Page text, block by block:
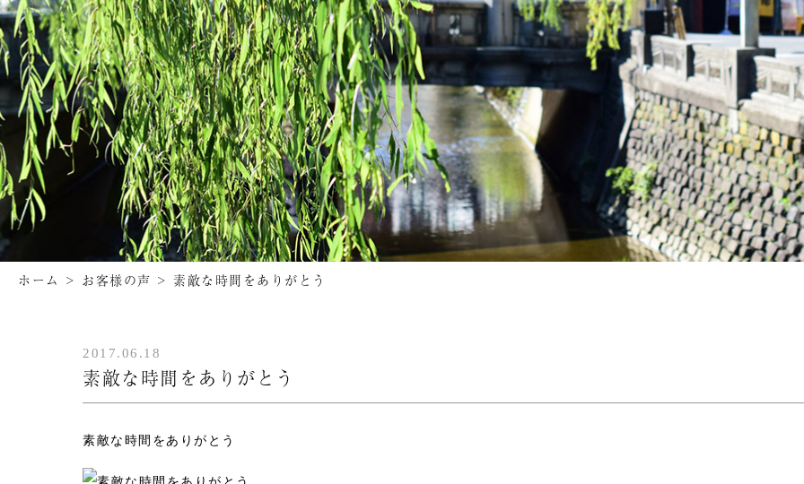
ホーム > お客様の声 > 素敵な時間をありがとう
2017.06.18
素敵な時間をありがとう
素敵な時間をありがとう